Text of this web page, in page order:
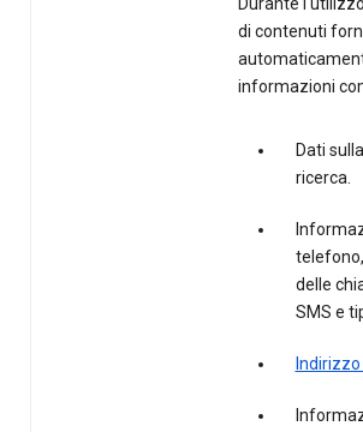
Durante
di contenuti
informazioni
Dati
ricerca.
delle
SMS e